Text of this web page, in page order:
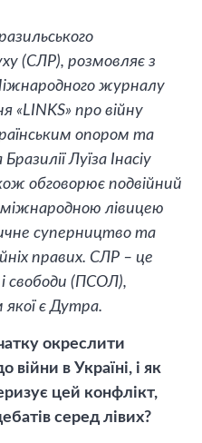
(СЛР), розмовляє з
журналу
«LINKS» про війну
опором та
Луїза Інасіу
обговорює подвійний
лівицею
суперництво та
правих. СЛР – це
і свободи (ПСОЛ),
є Дутра.
окреслити
в Україні, і як
цей конфлікт,
серед лівих?